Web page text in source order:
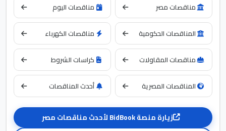
مناقصات مصر مناقصات اليوم
المناقصات الحكومية مناقصات الكهرباء
مناقصات المقاولات كراسات الشروط
المناقصات المصرية أحدث المناقصات
زيارة منصة BidBook لأحدث مناقصات مصر